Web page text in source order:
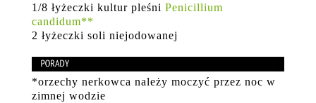
1/8 łyżeczki kultur pleśni Penicillium
candidum**
2 łyżeczki soli niejodowanej
*orzechy nerkowca należy moczyć przez noc w
zimnej wodzie